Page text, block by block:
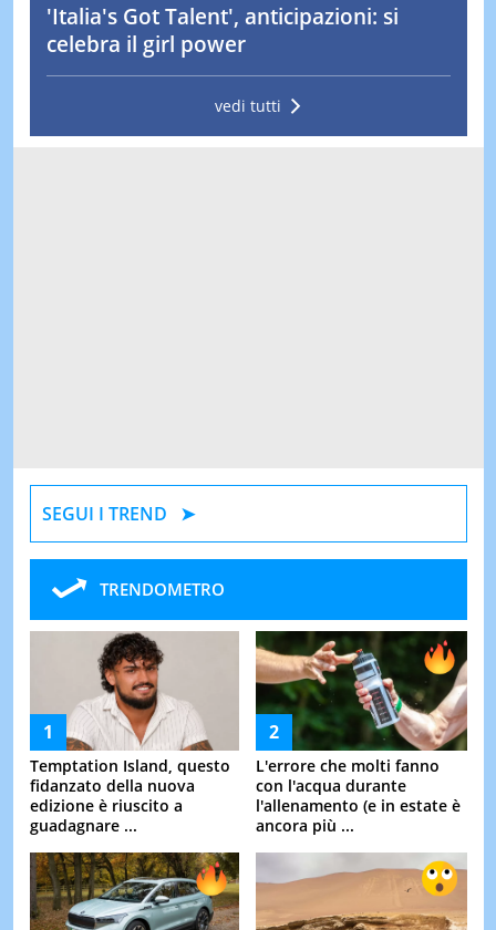
'Italia's Got Talent', anticipazioni: si
celebra il girl power
vedi tutti
SEGUI I TREND
TRENDOMETRO
Temptation Island, questo
fidanzato della nuova
edizione è riuscito a
guadagnare ...
L'errore che molti fanno
con l'acqua durante
l'allenamento (e in estate è
ancora più ...